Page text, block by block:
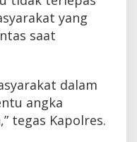
yang
saat
dalam
angka
tegas Kapolres.